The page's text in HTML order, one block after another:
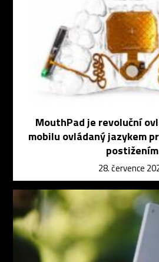
MouthPad je revoluční
mobilu ovládaný jazykem
postižením
28. července